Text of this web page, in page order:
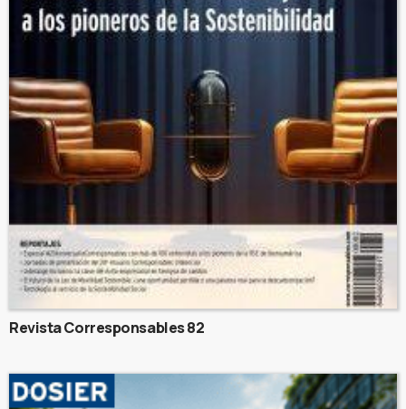
Revista Corresponsables 82